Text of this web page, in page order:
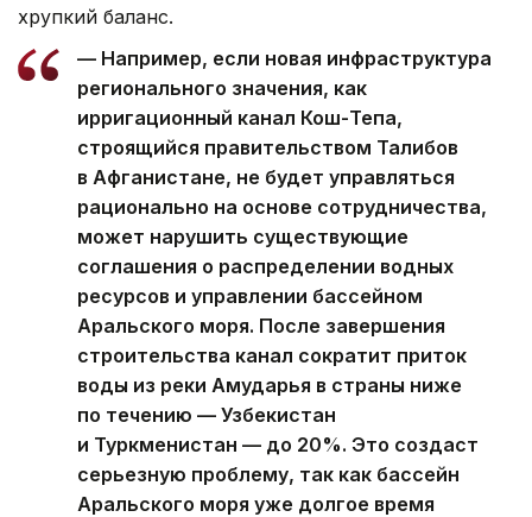
хрупкий баланс.
— Например, если новая инфраструктура
регионального значения, как
ирригационный канал Кош-Тепа,
строящийся правительством Талибов
в Афганистане, не будет управляться
рационально на основе сотрудничества,
может нарушить существующие
соглашения о распределении водных
ресурсов и управлении бассейном
Аральского моря. После завершения
строительства канал сократит приток
воды из реки Амударья в страны ниже
по течению — Узбекистан
и Туркменистан — до 20%. Это создаст
серьезную проблему, так как бассейн
Аральского моря уже долгое время